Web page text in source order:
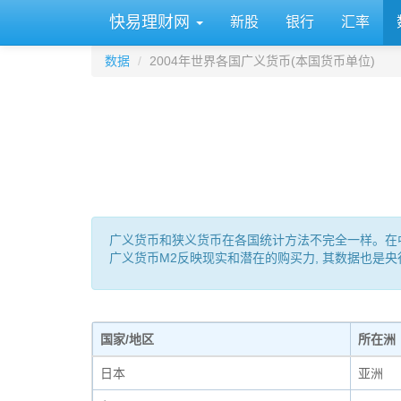
快易理财网 新股 银行 汇率
数据 2004年世界各国广义货币(本国货币单位)
广义货币和狭义货币在各国统计方法不完全一样。
广义货币M2反映现实和潜在的购买力, 其数据也是
国家/地区 所在洲
日本 亚洲